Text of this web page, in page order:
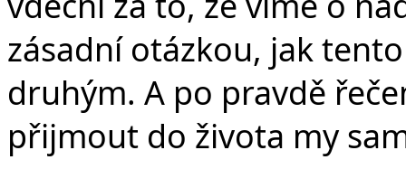
zásadní otázkou, jak
druhým. A po pravdě
přijmout do života my